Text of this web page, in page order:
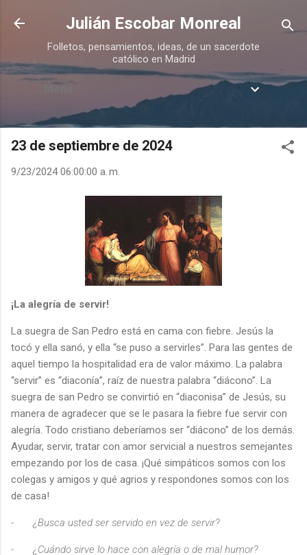
Ir al contenido principal
Julián Escobar Monreal
Folletos, pensamientos, ideas, de un sacerdote
católico en Madrid
Menú
23 de septiembre de 2024
9/23/2024 06:00:00 a. m.
¡La alegría de servir!
La suegra de San Pedro está en cama con fiebre. Jesús la
tocó y ella sanó, y ella “se puso a servirles”. Para las gentes de
aquel tiempo la hospitalidad era de valor máximo. La palabra
“servir” es “diaconía”, raíz de nuestra palabra “diácono”. La
suegra de san Pedro se convirtió en “diaconisa” de Jesús, su
manera de agradecer que se le pasara la fiebre fue servir con
alegría. Todo cristiano deberíamos ser “diácono” de los demás.
Ayudar, servir, tratar con amor servicial a nuestros semejantes
empezando por los de casa. ¡Qué simpáticos somos con los
colegas y amigos y qué agrios y respondones somos con los
de casa!
- ¿Busca usted ser servido en vez de servir?
- ¿Cuándo sirve lo hace con alegría o de mal humor?